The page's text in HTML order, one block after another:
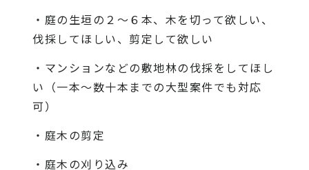
・庭の生垣の２〜６本、木を切って欲しい、
伐採してほしい、剪定して欲しい
・マンションなどの敷地林の伐採をしてほし
い（一本〜数十本までの大型案件でも対応
可）
・庭木の剪定
・庭木の刈り込み